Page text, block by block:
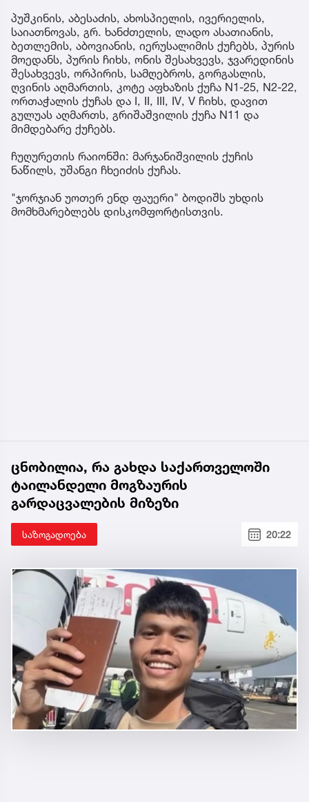
პუშკინის, აბესაძის, ახოსპიელის, ივერიელის,
საიათნოვას, გრ. ხანძთელის, ლადო ასათიანის,
ბეთლემის, აბოვიანის, იერუსალიმის ქუჩებს, პურის
მოედანს, პურის ჩიხს, ონის შესახვევს, ჯვარედინის
შესახვევს, ორპირის, სამღებროს, გორგასლის,
ღვინის აღმართის, კოტე აფხაზის ქუჩა N1-25, N2-22,
ორთაჭალის ქუჩას და I, II, III, IV, V ჩიხს, დავით
გულუას აღმართს, გრიშაშვილის ქუჩა N11 და
მიმდებარე ქუჩებს.
ჩუღურეთის რაიონში: მარჯანიშვილის ქუჩის
ნაწილს, უშანგი ჩხეიძის ქუჩას.
"ჯორჯიან უოთერ ენდ ფაუერი" ბოდიშს უხდის
მომხმარებლებს დისკომფორტისთვის.
ცნობილია, რა გახდა საქართველოში
ტაილანდელი მოგზაურის
გარდაცვალების მიზეზი
საზოგადოება 20:22